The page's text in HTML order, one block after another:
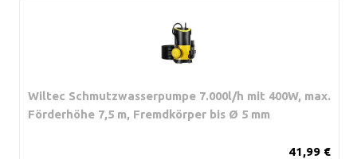
Wiltec Schmutzwasserpumpe 7.000l/h mit 400W, max.
Förderhöhe 7,5 m, Fremdkörper bis Ø 5 mm
41,99 €